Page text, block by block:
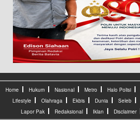
Home Hukum Nasional Metro Halo Polisi
Lifestyle
Olahraga Ekbis Dunia Seleb
Lapor Pak
Redaksional Iklan Disclaimer